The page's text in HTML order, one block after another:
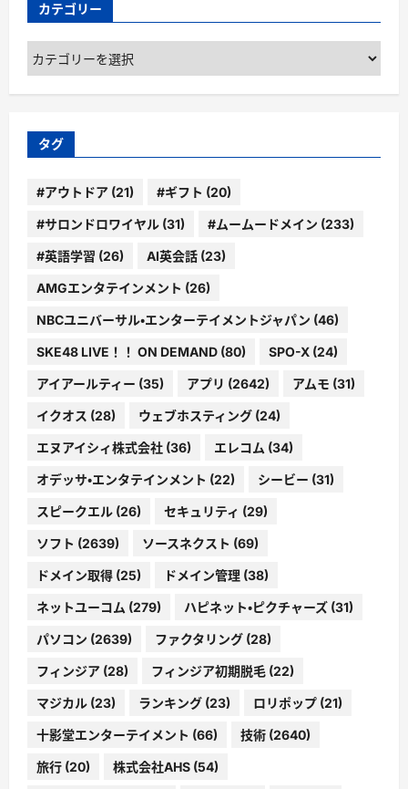
カテゴリー
カ
テ
ゴ
ー
タグ
#アウトドア (21) #ギフト (20)
#サロンドロワイヤル (31) #ムームードメイン (233)
#英語学習 (26) AI英会話 (23)
AMGエンタテインメント (26)
NBCユニバーサル・エンターテイメントジャパン (46)
SKE48 LIVE！！ ON DEMAND (80) SPO-X (24)
アイアールティー (35) アプリ (2642) アムモ (31)
イクオス (28) ウェブホスティング (24)
エヌアイシィ株式会社 (36) エレコム (34)
オデッサ・エンタテインメント (22) シービー (31)
スピークエル (26) セキュリティ (29)
ソフト (2639) ソースネクスト (69)
ドメイン取得 (25) ドメイン管理 (38)
ネットユーコム (279) ハピネット・ピクチャーズ (31)
パソコン (2639) ファクタリング (28)
フィンジア (28) フィンジア初期脱毛 (22)
マジカル (23) ランキング (23) ロリポップ (21)
十影堂エンターテイメント (66) 技術 (2640)
旅行 (20) 株式会社AHS (54)